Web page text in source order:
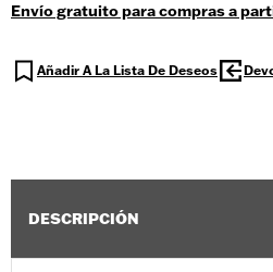
Envío gratuito para compras a
Añadir A La Lista De Deseos
DESCRIPCIÓN